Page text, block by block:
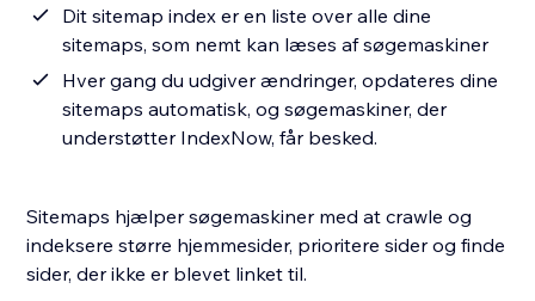
Dit sitemap index er en liste over alle dine
sitemaps, som nemt kan læses af søgemaskiner
Hver gang du udgiver ændringer, opdateres dine
sitemaps automatisk, og søgemaskiner, der
understøtter IndexNow, får besked.
Sitemaps hjælper søgemaskiner med at crawle og
indeksere større hjemmesider, prioritere sider og finde
sider, der ikke er blevet linket til.